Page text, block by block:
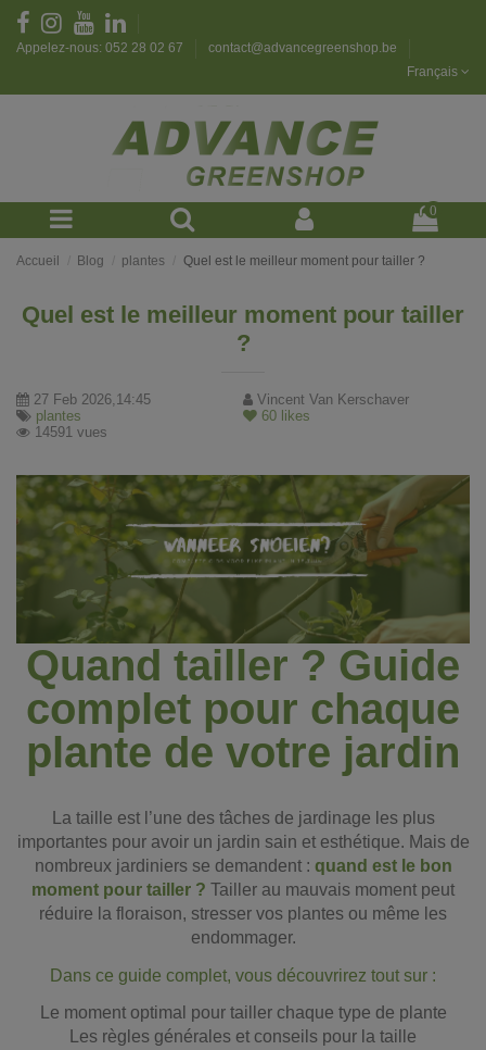
Appelez-nous: 052 28 02 67
contact@advancegreenshop.be
Français
0
Accueil Blog plantes Quel est le meilleur moment pour tailler ?
Quel est le meilleur moment pour tailler
?
27 Feb 2026,14:45
Vincent Van Kerschaver
plantes
60 likes
14591 vues
Quand tailler ? Guide
complet pour chaque
plante de votre jardin
La taille est l’une des tâches de jardinage les plus
importantes pour avoir un jardin sain et esthétique. Mais de
nombreux jardiniers se demandent : quand est le bon
moment pour tailler ? Tailler au mauvais moment peut
réduire la floraison, stresser vos plantes ou même les
endommager.
Dans ce guide complet, vous découvrirez tout sur :
Le moment optimal pour tailler chaque type de plante
Les règles générales et conseils pour la taille